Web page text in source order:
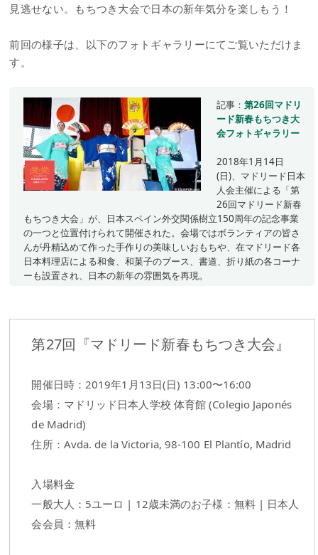
見逃せない。もちつき大会で日本の新年気分を楽しもう！
前回の様子は、以下のフォトギャラリーにてご覧いただけま
す。
記事：第26回マドリ
ード新春もちつき大
会フォトギャラリー
2018年1月14日
(日)、マドリード日本
人会主催による「第
26回マドリード新春
もちつき大会」が、日本スペイン外交関係樹立150周年の記念事業
の一つと位置付けられて開催された。会場ではボランティアの皆さ
んが丹精込めて作った手作りの美味しいおもちや、在マドリード各
日本料理店による和食、和菓子のブース、書道、折り紙の各コーナ
ーも設置され、日本の新年の雰囲気を再現。
第27回『マドリード新春もちつき大会』
開催日時：2019年1月13日(日) 13:00〜16:00
会場：マドリッド日本人学校 体育館 (Colegio Japonés
de Madrid)
住所：Avda. de la Victoria, 98-100 El Plantío, Madrid
入場料金
一般大人：5ユーロ | 12歳未満のお子様：無料 | 日本人
会会員：無料